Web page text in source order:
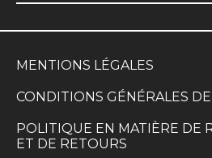
MENTIONS LÉGALES
CONDITIONS GÉNÉRALES
POLITIQUE EN MATIÈRE DE
ET DE RETOURS